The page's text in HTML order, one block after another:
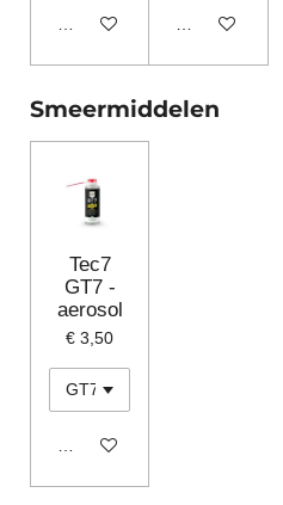
In winkelwagen In winkelwagen
Smeermiddelen
Tec7
GT7 -
aerosol
€ 3,50
In winkelwagen